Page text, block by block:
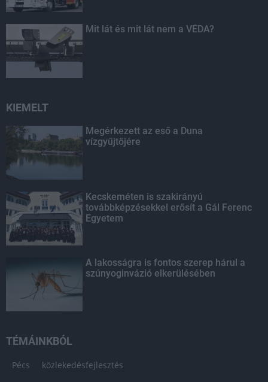
Mit lát és mit lát nem a VÉDA?
KIEMELT
Megérkezett az eső a Duna
vízgyűjtőjére
Kecskeméten is szakirányú
továbbképzésekkel erősít a Gál Ferenc
Egyetem
A lakosságra is fontos szerep hárul a
szúnyoginvázió elkerülésében
TÉMÁINKBÓL
Pécs közlekedésfejlesztés